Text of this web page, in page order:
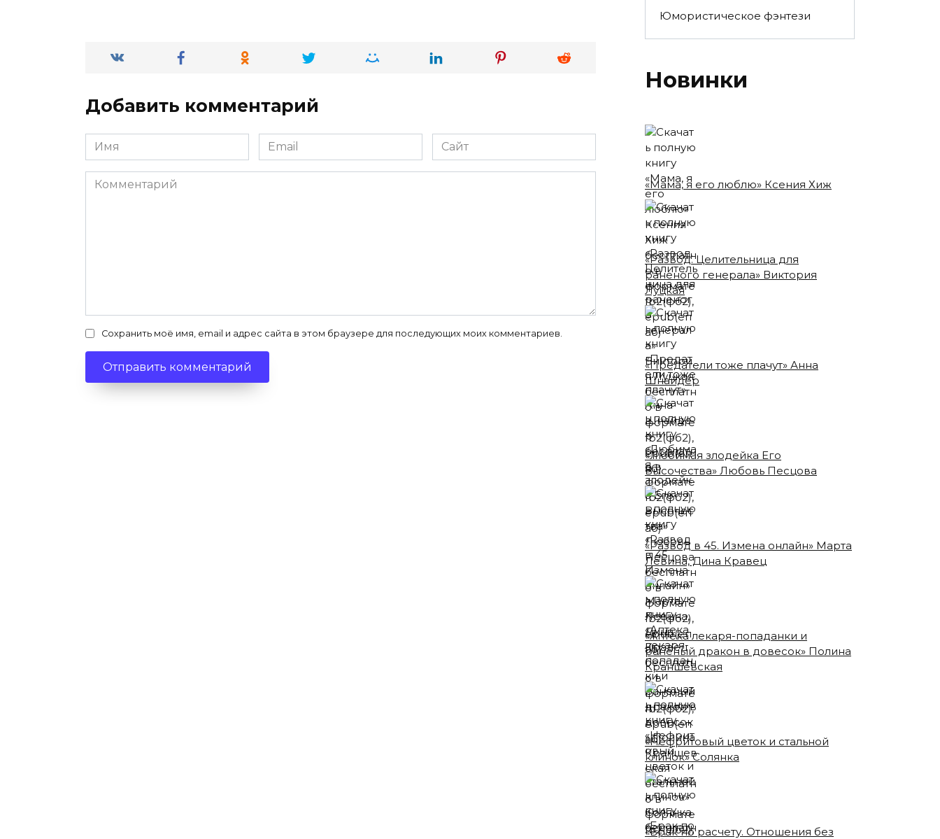
Добавить комментарий
Имя
*
Email
*
Сайт
Комментарий
Сохранить моё имя, email и адрес сайта в этом браузере для последующих моих комментариев.
Юмористическое фэнтези
Новинки
«Мама, я его люблю» Ксения Хиж
«Развод. Целительница для
раненого генерала» Виктория
Луцкая
«Предатели тоже плачут» Анна
Шнайдер
«Любимая злодейка Его
Высочества» Любовь Песцова
«Развод в 45. Измена онлайн» Марта
Левина, Дина Кравец
«Аптека лекаря-попаданки и
раненый дракон в довесок» Полина
Краншевская
«Нефритовый цветок и стальной
клинок» Солянка
«Брак по расчету. Отношения без